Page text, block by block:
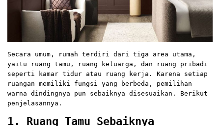
Secara umum, rumah terdiri dari tiga area utama,
yaitu ruang tamu, ruang keluarga, dan ruang pribadi
seperti kamar tidur atau ruang kerja. Karena setiap
ruangan memiliki fungsi yang berbeda, pemilihan
warna dindingnya pun sebaiknya disesuaikan. Berikut
penjelasannya.
1. Ruang Tamu Sebaiknya